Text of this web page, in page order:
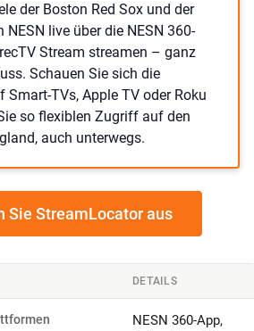
der Boston Red Sox und der
NESN live über die NESN 360-
Stream streamen – ganz
Schauen Sie sich die
Smart-TVs, Apple TV oder Roku
so flexiblen Zugriff auf den
auch unterwegs.
Sie StreamLocator aus
DETAILS
NESN 360-App,